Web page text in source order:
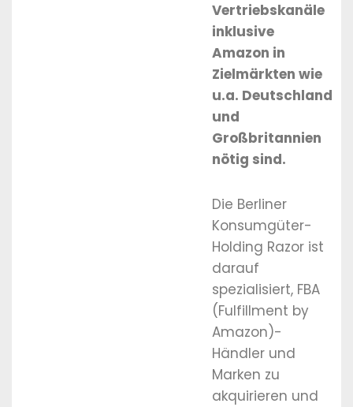
Vertriebskanäle
inklusive
Amazon in
Zielmärkten wie
u.a. Deutschland
und
Großbritannien
nötig sind.
Die Berliner
Konsumgüter-
Holding Razor ist
darauf
spezialisiert, FBA
(Fulfillment by
Amazon)-
Händler und
Marken zu
akquirieren und